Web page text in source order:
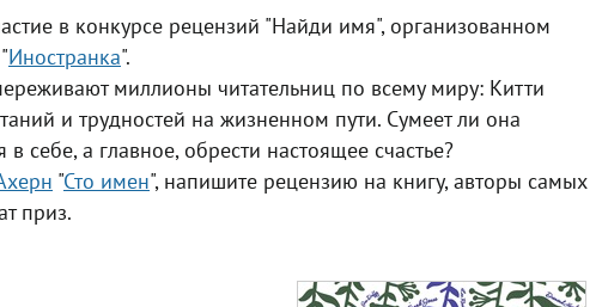
в конкурсе рецензий "Найди имя", организованном
Иностранка".
миллионы читательниц по всему миру: Китти
и трудностей на жизненном пути. Сумеет ли она
в себе, а главное, обрести настоящее счастье?
"Сто имен", напишите рецензию на книгу, авторы самых
приз.